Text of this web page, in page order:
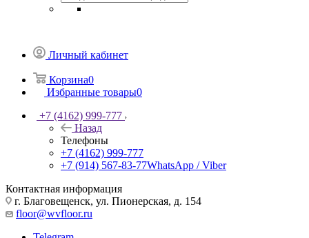
Личный кабинет
Корзина0
Избранные товары0
+7 (4162) 999-777
Назад
Телефоны
+7 (4162) 999-777
+7 (914) 567-83-77WhatsApp / Viber
Контактная информация
г. Благовещенск, ул. Пионерская, д. 154
floor@wvfloor.ru